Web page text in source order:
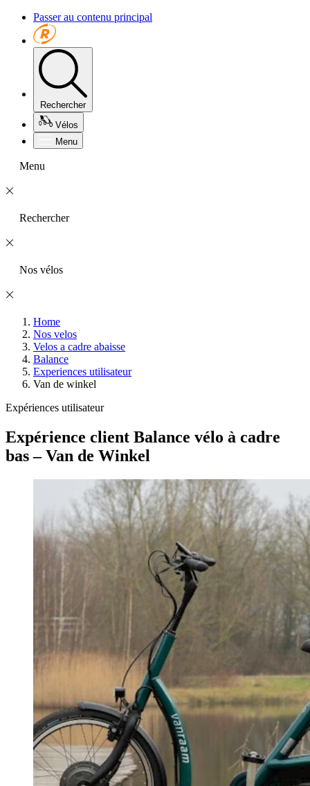
Passer au contenu principal
Rechercher
Vélos
Menu
Menu
Rechercher
Nos vélos
Home
Nos velos
Velos a cadre abaisse
Balance
Experiences utilisateur
Van de winkel
Expériences utilisateur
Expérience client Balance vélo à cadre
bas – Van de Winkel